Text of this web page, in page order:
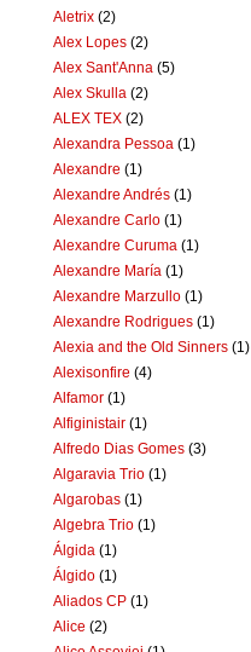
Aletrix (2)
Alex Lopes (2)
Alex Sant'Anna (5)
Alex Skulla (2)
ALEX TEX (2)
Alexandra Pessoa (1)
Alexandre (1)
Alexandre Andrés (1)
Alexandre Carlo (1)
Alexandre Curuma (1)
Alexandre María (1)
Alexandre Marzullo (1)
Alexandre Rodrigues (1)
Alexia and the Old Sinners (1)
Alexisonfire (4)
Alfamor (1)
Alfiginistair (1)
Alfredo Dias Gomes (3)
Algaravia Trio (1)
Algarobas (1)
Algebra Trio (1)
Álgida (1)
Álgido (1)
Aliados CP (1)
Alice (2)